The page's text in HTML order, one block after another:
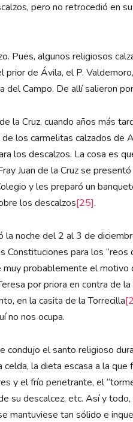
pero no retrocedió en
Pues, algunos religiosos
de Ávila, el P.
Campo. De allí salieron
Cruz, cuando años más
los carmelitas calzados de
los descalzos. La cosa es
Juan de la Cruz se
y les preparó un
los descalzos[25].
la noche del 2 al 3 de
para los
probablemente el
por priora en contra de
en la casita de la Torrecilla
no nos ocupa.
condujo el santo religioso
la dieta escasa a la
y el frío penetrante, el
su descalcez, etc. Así y
mantuviese tan sólido e